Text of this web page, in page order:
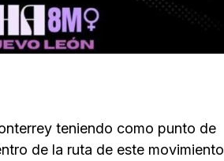
teniendo como punto de
de la ruta de este movimiento